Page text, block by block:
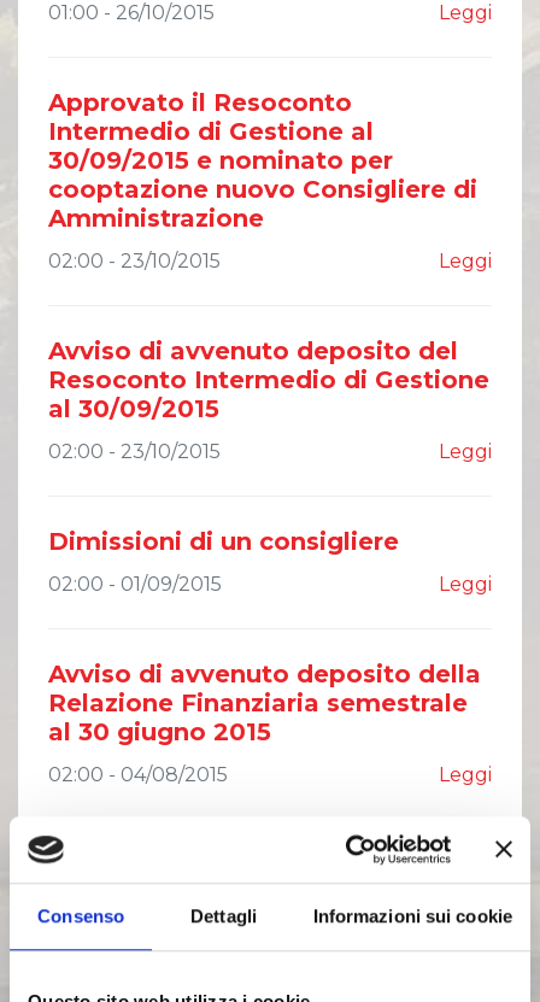
Consenso Dettagli Informazioni sui cookie
01:00 - 26/10/2015 Leggi
Approvato il Resoconto
Intermedio di Gestione al
30/09/2015 e nominato per
cooptazione nuovo Consigliere di
Amministrazione
02:00 - 23/10/2015 Leggi
Avviso di avvenuto deposito del
Resoconto Intermedio di Gestione
al 30/09/2015
02:00 - 23/10/2015 Leggi
Dimissioni di un consigliere
02:00 - 01/09/2015 Leggi
Avviso di avvenuto deposito della
Relazione Finanziaria semestrale
al 30 giugno 2015
02:00 - 04/08/2015 Leggi
Avviso di avvenuto deposito della
Relazione Finanziaria semestrale
al 30 giugno 2015 sul quotidiano